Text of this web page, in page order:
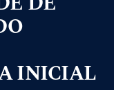
INICIAL